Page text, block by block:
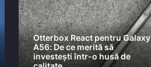
Otterbox React pentru Galaxy
A56: De ce merită să
investești într-o husă de